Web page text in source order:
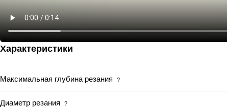
Характеристики
Максимальная глубина резания ?
Диаметр резания ?